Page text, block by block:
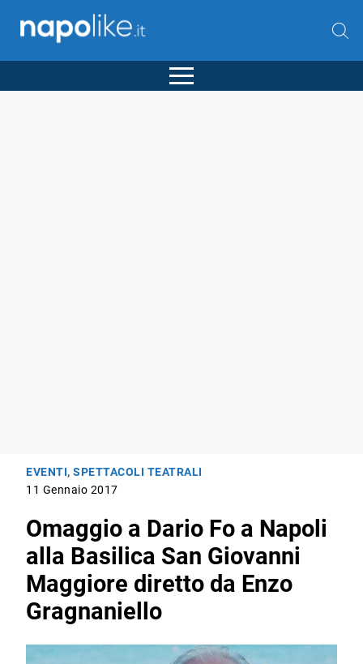
EVENTI,SPETTACOLI TEATRALI
11 Gennaio 2017
Omaggio a Dario Fo a Napoli
alla Basilica San Giovanni
Maggiore diretto da Enzo
Gragnaniello